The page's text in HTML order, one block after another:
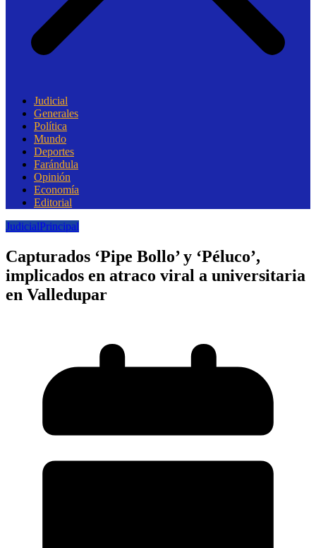
Judicial
Generales
Política
Mundo
Deportes
Farándula
Opinión
Economía
Editorial
JudicialPrincipal
Capturados ‘Pipe Bollo’ y ‘Péluco’,
implicados en atraco viral a universitaria
en Valledupar